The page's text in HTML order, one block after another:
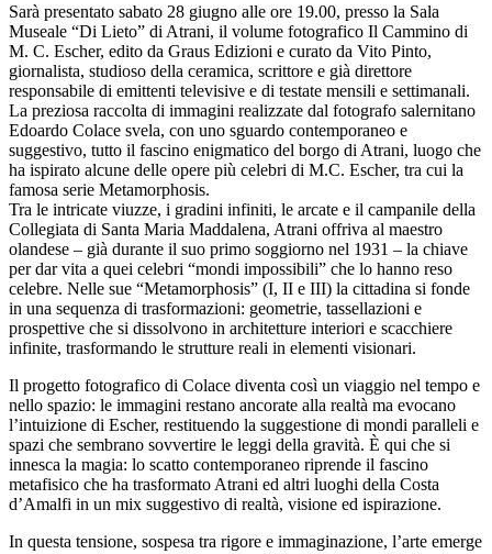
Sarà presentato sabato 28 giugno alle ore 19.00, presso la Sala
Museale “Di Lieto” di Atrani, il volume fotografico Il Cammino di
M. C. Escher, edito da Graus Edizioni e curato da Vito Pinto,
giornalista, studioso della ceramica, scrittore e già direttore
responsabile di emittenti televisive e di testate mensili e settimanali.
La preziosa raccolta di immagini realizzate dal fotografo salernitano
Edoardo Colace svela, con uno sguardo contemporaneo e
suggestivo, tutto il fascino enigmatico del borgo di Atrani, luogo che
ha ispirato alcune delle opere più celebri di M.C. Escher, tra cui la
famosa serie Metamorphosis.
Tra le intricate viuzze, i gradini infiniti, le arcate e il campanile della
Collegiata di Santa Maria Maddalena, Atrani offriva al maestro
olandese – già durante il suo primo soggiorno nel 1931 – la chiave
per dar vita a quei celebri “mondi impossibili” che lo hanno reso
celebre. Nelle sue “Metamorphosis” (I, II e III) la cittadina si fonde
in una sequenza di trasformazioni: geometrie, tassellazioni e
prospettive che si dissolvono in architetture interiori e scacchiere
infinite, trasformando le strutture reali in elementi visionari.
Il progetto fotografico di Colace diventa così un viaggio nel tempo e
nello spazio: le immagini restano ancorate alla realtà ma evocano
l’intuizione di Escher, restituendo la suggestione di mondi paralleli e
spazi che sembrano sovvertire le leggi della gravità. È qui che si
innesca la magia: lo scatto contemporaneo riprende il fascino
metafisico che ha trasformato Atrani ed altri luoghi della Costa
d’Amalfi in un mix suggestivo di realtà, visione ed ispirazione.
In questa tensione, sospesa tra rigore e immaginazione, l’arte emerge